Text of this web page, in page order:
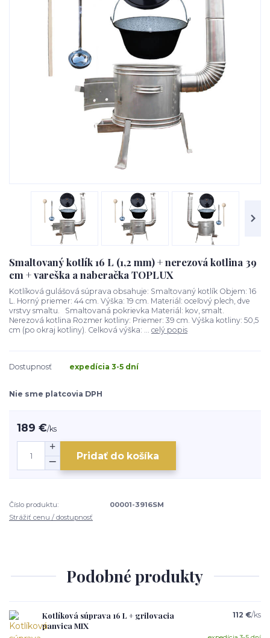
Smaltovaný kotlík 16 L (1,2 mm) + nerezová kotlina 39
cm + vareška a naberačka TOPLUX
Kotlíková gulášová súprava obsahuje: Smaltovaný kotlík Objem: 16
L. Horný priemer: 44 cm. Výška: 19 cm. Materiál: oceľový plech, dve
vrstvy smaltu. Smaltovaná pokrievka Materiál: kov, smalt.
Nerezová kotlina Rozmer kotliny: Priemer: 39 cm. Výška kotliny: 50,5
cm (po okraj kotliny). Celková výška: ... celý popis
Dostupnosť expedícia 3-5 dní
Nie sme platcovia DPH
189 €/ks
Pridať do košíka
Číslo produktu:
00001-3916SM
Strážiť cenu / dostupnosť
Podobné produkty
Kotlíková súprava 16 L + grilovacia
panvica MIX
112 €/ks